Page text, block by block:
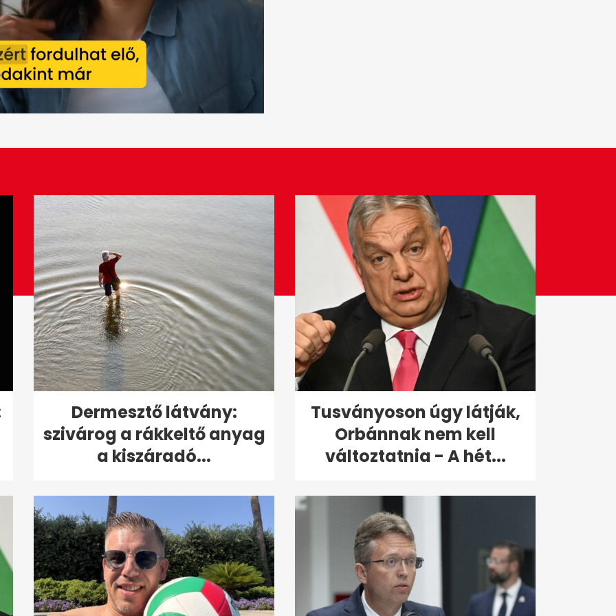
Dermesztő látvány:
szivárog a rákkeltő anyag
a kiszáradó...
Tusványoson úgy látják,
Orbánnak nem kell
változtatnia - A hét...